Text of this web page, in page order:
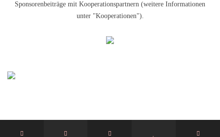
Sponsorenbeiträge mit Kooperationspartnern (weitere Informationen
unter "Kooperationen").